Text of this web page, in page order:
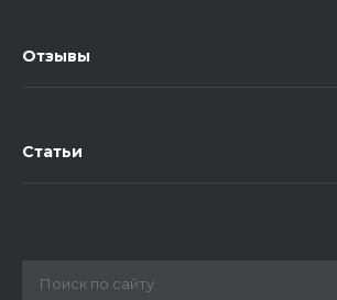
Отзывы
Статьи